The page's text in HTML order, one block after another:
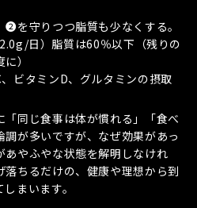
守りつつ脂質も少なくする。
日）脂質は60％以下（残りの
）
ビタミンD、グルタミンの摂取
同じ食事は体が慣れる」「食べ
が多いですが、なぜ効果があっ
やふやな状態を解明しなけれ
ちるだけの、健康や理想から到
まいます。